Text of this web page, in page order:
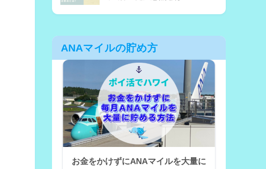
ANAマイルの貯め方
お金をかけずにANAマイルを大量に